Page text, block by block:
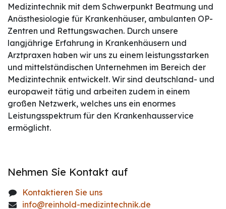
Medizintechnik mit dem Schwerpunkt Beatmung und
Anästhesiologie für Krankenhäuser, ambulanten OP-
Zentren und Rettungswachen. Durch unsere
langjährige Erfahrung in Krankenhäusern und
Arztpraxen haben wir uns zu einem leistungsstarken
und mittelständischen Unternehmen im Bereich der
Medizintechnik entwickelt. Wir sind deutschland- und
europaweit tätig und arbeiten zudem in einem
großen Netzwerk, welches uns ein enormes
Leistungsspektrum für den Krankenhausservice
ermöglicht.
Nehmen Sie Kontakt auf
Kontaktieren Sie uns
info@reinhold-medizintechnik.de